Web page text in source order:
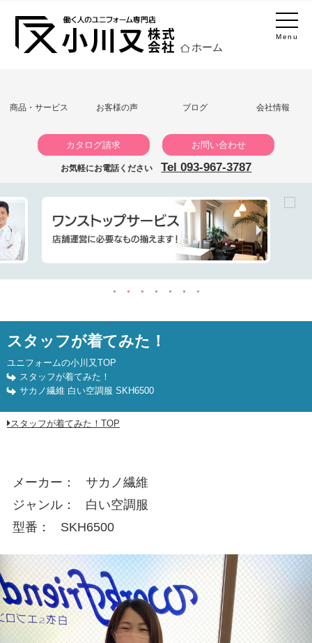
Menu
ホーム
商品・サービス お客様の声 ブログ 会社情報
カタログ請求 お問い合わせ
お気軽にお電話ください Tel 093-967-3787
スタッフが着てみた！
ユニフォームの小川又TOP
スタッフが着てみた！
サカノ繊維 白い空調服 SKH6500
スタッフが着てみた！TOP
メーカー
サカノ繊維
ジャンル
白い空調服
型番
SKH6500